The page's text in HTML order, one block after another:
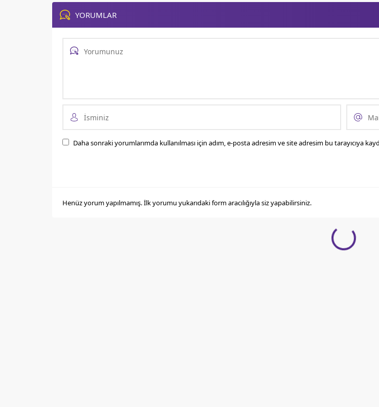
YORUMLAR
Daha sonraki yorumlarımda kullanılması için adım, e-posta adresim ve site adresim bu tarayıcıya
Henüz yorum yapılmamış. İlk yorumu yukarıdaki form aracılığıyla siz yapabilirsiniz.